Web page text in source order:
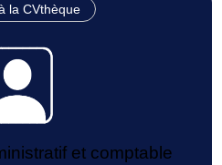
la CVthèque
et comptable